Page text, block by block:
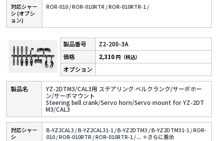
対応シャー
シ (オプシ
ョン)
ROR-010 /ROR-010RTR /ROR-010RTR-1 /
Z2-200-3A
YZ-2DTM3/CAL3用 ステアリング ベルクランク/サーボホー
ン/サーボマウント
Steering bell crank/Servo horn/Servo mount for YZ-2DT
M3/CAL3
2,310円（税込）
対応シャー
シ
B-YZ2CAL3 /B-YZ2CAL31-1 /B-YZ2DTM3 /B-YZ2DTM31-1 /ROR-
010 /ROR-010RTR /ROR-010RTR-1 /... ＋さらに表⽰